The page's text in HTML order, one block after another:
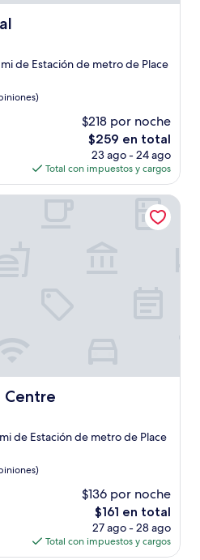
de Estación de metro de Place
$218 por noche
El
precio
actual
es
de
$259 en total
23 ago - 24 ago
Total con impuestos y cargos
de Estación de metro de Place
$136 por noche
El
precio
actual
es
$161 en total
27 ago - 28 ago
Total con impuestos y cargos